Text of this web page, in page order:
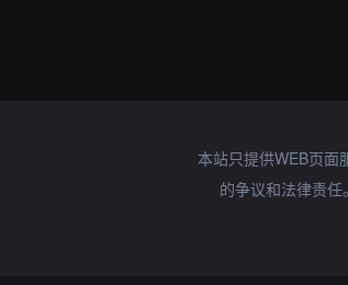
本站只提供WEB页面
的争议和法律责